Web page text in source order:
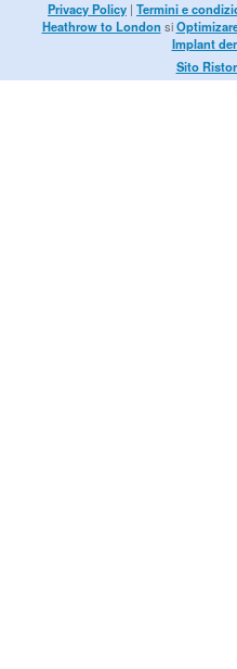
Privacy Policy | Termini e
Heathrow to London si
Implant
Sito